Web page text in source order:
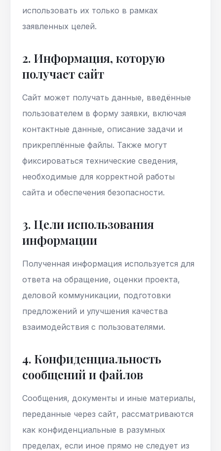
использовать их только в рамках
заявленных целей.
2. Информация, которую
получает сайт
Сайт может получать данные, введённые
пользователем в форму заявки, включая
контактные данные, описание задачи и
прикреплённые файлы. Также могут
фиксироваться технические сведения,
необходимые для корректной работы
сайта и обеспечения безопасности.
3. Цели использования
информации
Полученная информация используется для
ответа на обращение, оценки проекта,
деловой коммуникации, подготовки
предложений и улучшения качества
взаимодействия с пользователями.
4. Конфиденциальность
сообщений и файлов
Сообщения, документы и иные материалы,
переданные через сайт, рассматриваются
как конфиденциальные в разумных
пределах, если иное прямо не следует из